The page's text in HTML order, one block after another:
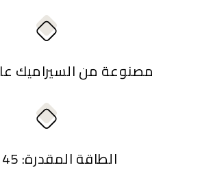
مصنوعة من السيراميك
الطاقة المقدرة: 45 واط